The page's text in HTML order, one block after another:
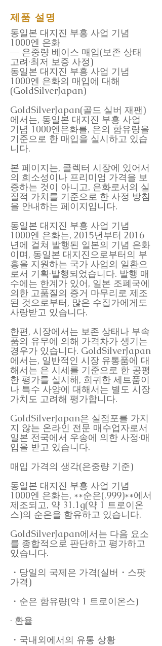
제품 설명
동일본 대지진 부흥 사업 기념
1000엔 은화
― 은중량 베이스 매입(보존 상태
고려·최저 보증 사정)
동일본 대지진 부흥 사업 기념
1000엔 은화의 매입에 대해
(GoldSilverJapan)
GoldSilverJapan(골드 실버 재팬)
에서는, 동일본 대지진 부흥 사업
기념 1000엔은화를, 은의 함유량을
기준으로 한 매입을 실시하고 있습
니다.
본 페이지는, 콜렉터 시장에 있어서
의 희소성이나 프리미엄 가격을 보
증하는 것이 아니고, 은화로서의 실
질적 가치를 기준으로 한 사정 방침
을 안내하는 페이지입니다.
동일본 대지진 부흥 사업 기념
1000엔 은화는, 2015년부터 2016
년에 걸쳐 발행된 일본의 기념 은화
이며, 동일본 대지진으로부터의 부
흥을 지원하는 국가 사업의 일환으
로서 기획·발행되었습니다. 발행 매
수에는 한계가 있어, 일본 조폐국에
의한 고품질의 증거 마무리로 제조
된 것으로부터, 많은 수집가에게도
사랑받고 있습니다.
한편, 시장에서는 보존 상태나 부속
품의 유무에 의해 가격차가 생기는
경우가 있습니다. GoldSilverJapan
에서는, 일반적인 시장 유통품에 대
해서는 은 시세를 기준으로 한 공평
한 평가를 실시해, 희귀한 세트품이
나 특수 사양에 대해서는 별도 시장
가치도 고려해 평가합니다.
GoldSilverJapan은 실점포를 가지
지 않는 온라인 전문 매수업자로서
일본 전국에서 우송에 의한 사정·매
입을 받고 있습니다.
매입 가격의 생각(은중량 기준)
동일본 대지진 부흥 사업 기념
1000엔 은화는, **순은(.999)**에서
제조되고, 약 31.1g(약 1 트로이온
스)의 순은을 함유하고 있습니다.
GoldSilverJapan에서는 다음 요소
를 종합적으로 판단하고 평가하고
있습니다.
・당일의 국제은 가격(실버・스팟
가격)
・순은 함유량(약 1 트로이온스)
· 환율
・국내외에서의 유통 상황